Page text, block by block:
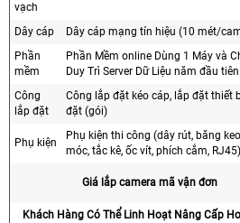
vạch
Dây cáp Dây cáp mạng tín hiệu (10 mét/
Phần
mềm
Phần Mềm online Dùng 1 Máy và
Duy Trì Server Dữ Liệu năm đầu tiên
Công
lắp đặt
Công lắp đặt kéo cáp, lắp đặt thiết
đặt (gói)
Phụ kiện
Phụ kiện thi công (dây rút, băng
móc, tắc kê, ốc vít, phích cắm, RJ45)
Giá lắp camera mã vận đơn
Khách Hàng Có Thể Linh Hoạt Nâng Cấp